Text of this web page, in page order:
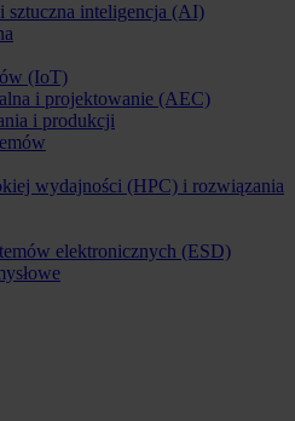
sztuczna inteligencja (AI)
(IoT)
i projektowanie (AEC)
i produkcji
wydajności (HPC) i rozwiązania
elektronicznych (ESD)